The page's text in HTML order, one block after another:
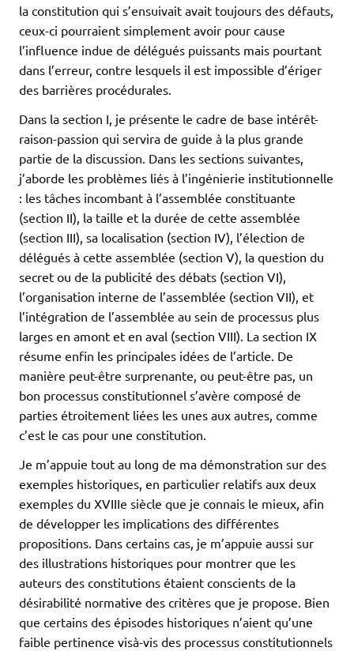
la constitution qui s’ensuivait avait toujours des défauts,
ceux-ci pourraient simplement avoir pour cause
l’influence indue de délégués puissants mais pourtant
dans l’erreur, contre lesquels il est impossible d’ériger
des barrières procédurales.
Dans la section I, je présente le cadre de base intérêt-
raison-passion qui servira de guide à la plus grande
partie de la discussion. Dans les sections suivantes,
j’aborde les problèmes liés à l’ingénierie institutionnelle
: les tâches incombant à l’assemblée constituante
(section II), la taille et la durée de cette assemblée
(section III), sa localisation (section IV), l’élection de
délégués à cette assemblée (section V), la question du
secret ou de la publicité des débats (section VI),
l’organisation interne de l’assemblée (section VII), et
l’intégration de l’assemblée au sein de processus plus
larges en amont et en aval (section VIII). La section IX
résume enfin les principales idées de l’article. De
manière peut-être surprenante, ou peut-être pas, un
bon processus constitutionnel s’avère composé de
parties étroitement liées les unes aux autres, comme
c’est le cas pour une constitution.
Je m’appuie tout au long de ma démonstration sur des
exemples historiques, en particulier relatifs aux deux
exemples du XVIIIe siècle que je connais le mieux, afin
de développer les implications des différentes
propositions. Dans certains cas, je m’appuie aussi sur
des illustrations historiques pour montrer que les
auteurs des constitutions étaient conscients de la
désirabilité normative des critères que je propose. Bien
que certains des épisodes historiques n’aient qu’une
faible pertinence visà-vis des processus constitutionnels